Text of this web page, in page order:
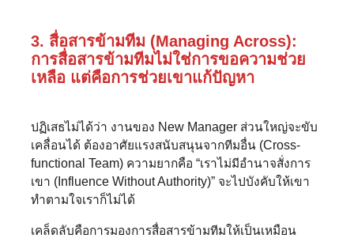
3. สื่อสารข้ามทีม (Managing Across):
การสื่อสารข้ามทีมไม่ใช่การขอความช่วย
เหลือ แต่คือการช่วยเขาแก้ปัญหา
ปฏิเสธไม่ได้ว่า งานของ New Manager ส่วนใหญ่จะขับ
เคลื่อนได้ ต้องอาศัยแรงสนับสนุนจากทีมอื่น (Cross-
functional Team) ความยากคือ “เราไม่มีอำนาจสั่งการ
เขา (Influence Without Authority)” จะไปบังคับให้เขา
ทำตามใจเราก็ไม่ได้
เคล็ดลับคือการมองการสื่อสารข้ามทีมให้เป็นเหมือน